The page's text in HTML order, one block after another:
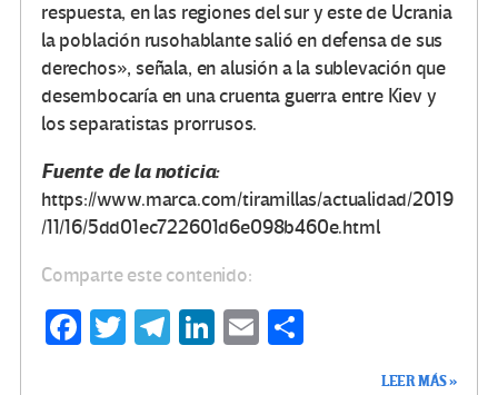
respuesta, en las regiones del sur y este de Ucrania
la población rusohablante salió en defensa de sus
derechos», señala, en alusión a la sublevación que
desembocaría en una cruenta guerra entre Kiev y
los separatistas prorrusos.
Fuente de la noticia:
https://www.marca.com/tiramillas/actualidad/2019
/11/16/5dd01ec722601d6e098b460e.html
Comparte este contenido:
Fa T
Te
Li
E
LEER MÁS »